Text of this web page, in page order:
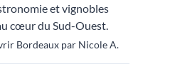
et vignobles
cœur du Sud-Ouest.
Bordeaux par Nicole A.